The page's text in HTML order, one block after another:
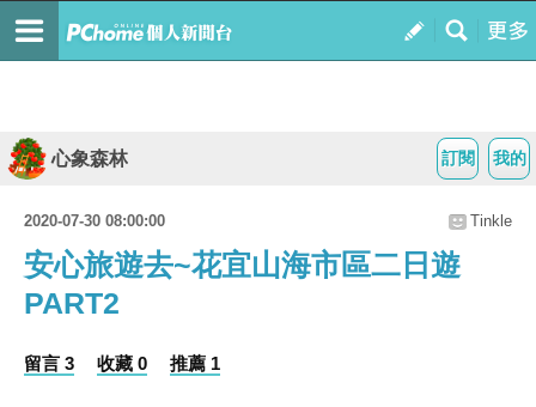
我的
訂閱
心象森林
2020-07-30 08:00:00 Tinkle
安心旅遊去~花宜山海市區二日遊
PART2
留言 3 收藏 0 推薦 1